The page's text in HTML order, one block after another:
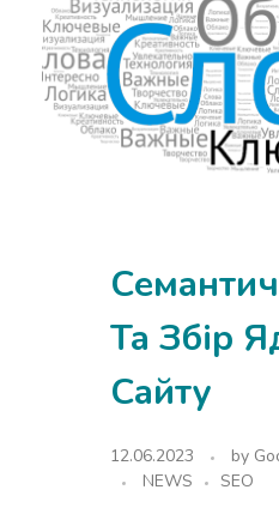
Та Збір
Сайту
12.06.2023 by
NEWS
SEO